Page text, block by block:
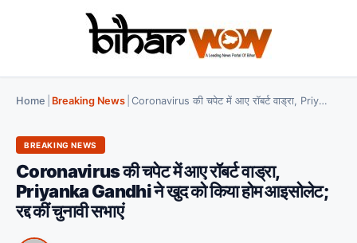
Home Breaking News Coronavirus की चपेट में आए रॉबर्ट वाड्रा, Priyanka Gandhi ने खुद को किया होम आइसोलेट; रद्द कीं चुनावी सभाएं
BREAKING NEWS
Coronavirus की चपेट में आए रॉबर्ट वाड्रा,
Priyanka Gandhi ने खुद को किया होम आइसोलेट;
रद्द कीं चुनावी सभाएं